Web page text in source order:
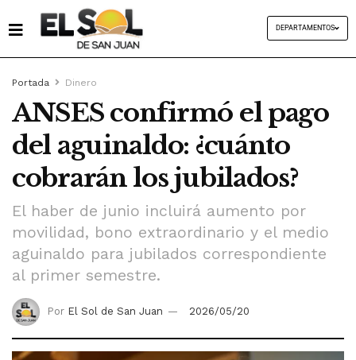
DEPARTAMENTOS
Portada Dinero
ANSES confirmó el pago
del aguinaldo: ¿cuánto
cobrarán los jubilados?
El haber de junio incluirá aumento por
movilidad, bono extraordinario y el medio
aguinaldo para jubilados correspondiente
al primer semestre.
Por El Sol de San Juan 2026/05/20